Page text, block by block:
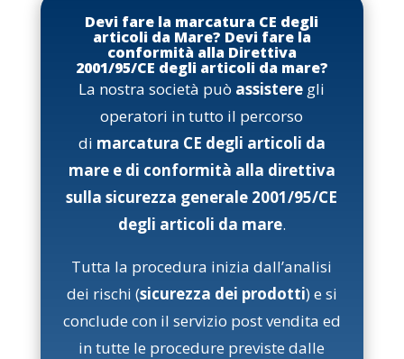
Devi fare la marcatura CE degli
articoli da Mare? Devi fare la
conformità alla Direttiva
2001/95/CE degli articoli da mare?
La nostra società può assistere gli
operatori in tutto il percorso
di marcatura CE degli articoli da
mare e di conformità alla direttiva
sulla sicurezza generale 2001/95/CE
degli articoli da mare.
Tutta la procedura inizia dall’analisi
dei rischi (sicurezza dei prodotti) e si
conclude con il servizio post vendita ed
in tutte le procedure previste dalle